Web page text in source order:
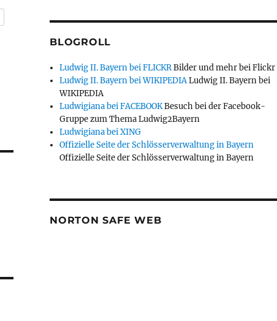
BLOGROLL
Ludwig II. Bayern bei FLICKRBilder und mehr bei Flickr
Ludwig II. Bayern bei WIKIPEDIALudwig II. Bayern bei
WIKIPEDIA
Ludwigiana bei FACEBOOKBesuch bei der Facebook-
Gruppe zum Thema Ludwig2Bayern
Ludwigiana bei XING
Offizielle Seite der Schlösserverwaltung in Bayern
Offizielle Seite der Schlösserverwaltung in Bayern
NORTON SAFE WEB